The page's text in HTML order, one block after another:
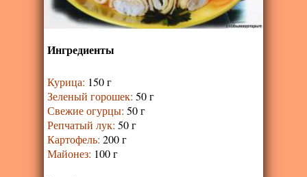
Ингредиенты
Курица: 150 г
Зеленый горошек: 50 г
Свежие огурцы: 50 г
Репчатый лук: 50 г
Картофель: 200 г
Майонез: 100 г